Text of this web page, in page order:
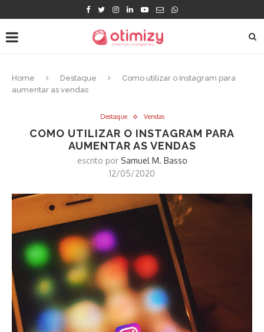
Home Destaque
Como utilizar o Instagram para
aumentar as vendas
Destaque Vendas
COMO UTILIZAR O INSTAGRAM PARA
AUMENTAR AS VENDAS
escrito por Samuel M. Basso
12/05/2020